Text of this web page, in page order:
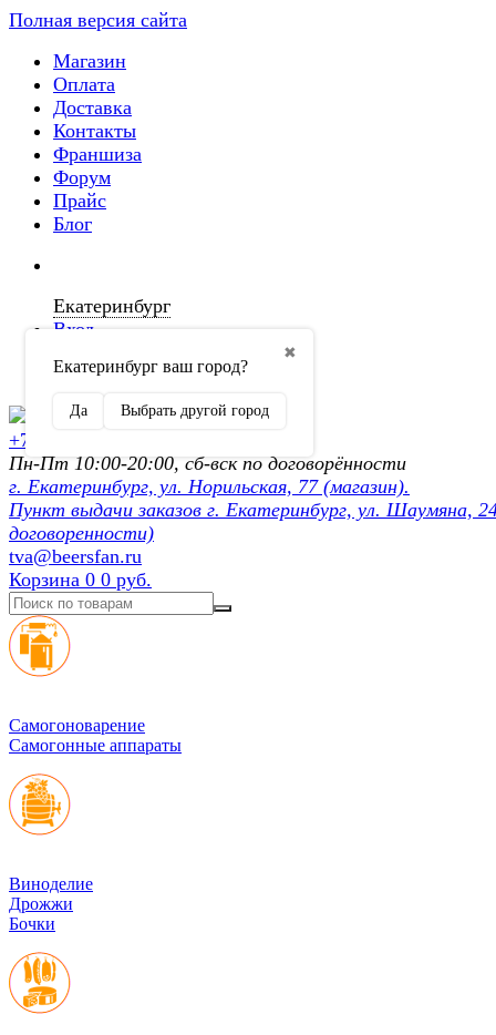
Полная версия сайта
Магазин
Оплата
Доставка
Контакты
Франшиза
Форум
Прайс
Блог
Екатеринбург
✖
Екатеринбург ваш город?
Да Выбрать другой город
Вход
Регистрация
+7 (902) 872-54-70
Пн-Пт 10:00-20:00, сб-вск по договорённости
г. Екатеринбург, ул. Норильская, 77 (магазин).
Пункт выдачи заказов г. Екатеринбург, ул. Шаумяна,
договоренности)
tva@beersfan.ru
Корзина 0 0 руб.
Cамогоноварение
Самогонные аппараты
Виноделие
Дрожжи
Бочки